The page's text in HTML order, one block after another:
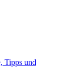
Tipps und